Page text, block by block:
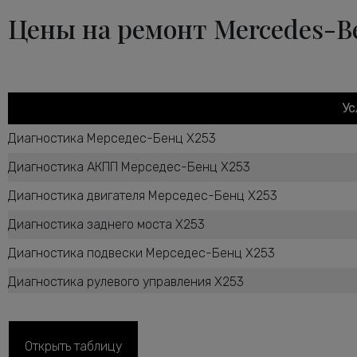
Цены на ремонт Mercedes-
Диагностика Мерседес-Бенц X253
Диагностика АКПП Мерседес-Бенц X253
Диагностика двигателя Мерседес-Бенц X253
Диагностика заднего моста X253
Диагностика подвески Мерседес-Бенц X253
Диагностика рулевого управления X253
Диагностика тормозной системы Мерседес-Бенц X253
Открыть таблицу